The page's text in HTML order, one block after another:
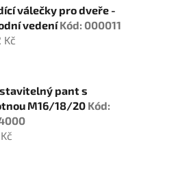
válečky pro dveře -
vedeníKód: 000011
Kč
pant s
M16/18/20 Kód: